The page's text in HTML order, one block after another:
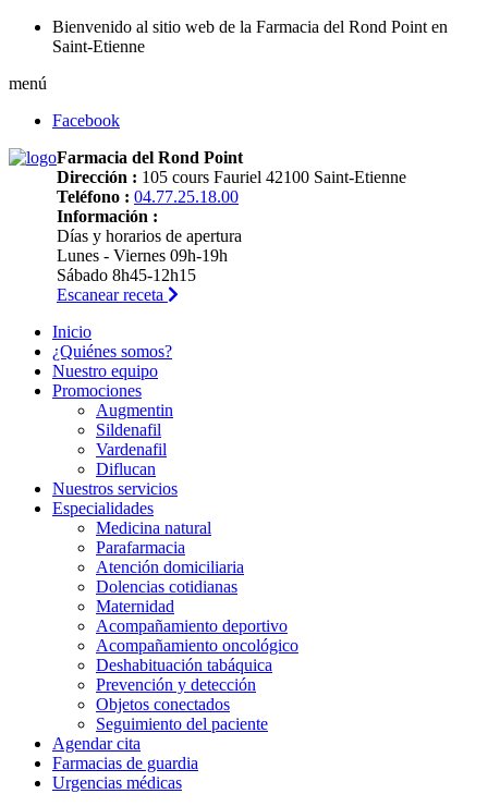
Bienvenido al sitio web de la Farmacia del Rond Point en
Saint-Etienne
menú
Facebook
Farmacia del Rond Point
Dirección : 105 cours Fauriel 42100 Saint-Etienne
Teléfono : 04.77.25.18.00
Información :
Días y horarios de apertura
Lunes - Viernes 09h-19h
Sábado 8h45-12h15
Escanear receta
Inicio
¿Quiénes somos?
Nuestro equipo
Promociones
Augmentin
Sildenafil
Vardenafil
Diflucan
Nuestros servicios
Especialidades
Medicina natural
Parafarmacia
Atención domiciliaria
Dolencias cotidianas
Maternidad
Acompañamiento deportivo
Acompañamiento oncológico
Deshabituación tabáquica
Prevención y detección
Objetos conectados
Seguimiento del paciente
Agendar cita
Farmacias de guardia
Urgencias médicas